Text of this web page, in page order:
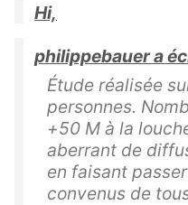
Hi,
philippebauer a
Étude réalisée
personnes.
+50 M à la
aberrant de
en faisant
convenus de